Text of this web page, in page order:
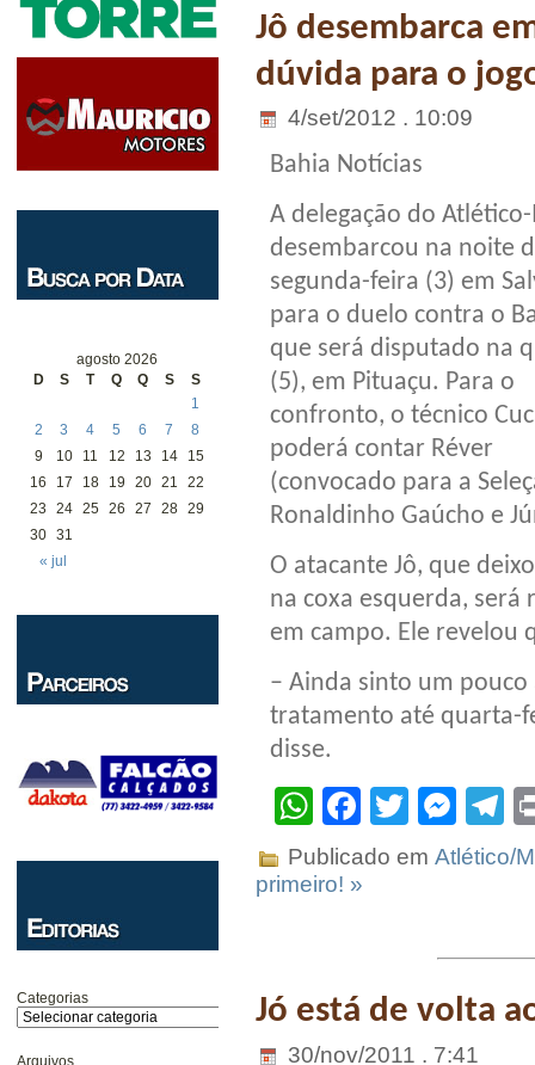
agosto 2026
D
S T Q Q S S
« jul
1
2
3 4 5 6 7
8
9
10 11 12 13 14
15
16
17 18 19 20 21
22
23
24 25 26 27 28 29
30 31
Categorias
Arquivos
Jô desembarca
dúvida para o
4/set/2012 . 10:09
Bahia Notícias
A delegação do
desembarcou na noite
segunda-feira (3) em
para o duelo contra o
que será disputado na
(5), em Pituaçu. Para o
confronto, o técnico
poderá contar Réver
(convocado para a
Ronaldinho Gaúcho e
O atacante Jô, que
na coxa esquerda,
em campo. Ele revelou
– Ainda sinto um
tratamento até quarta-
disse.
WhatsApp
Facebook
Twitter
Publicado em Atlético/
primeiro! »
Jó está de volta
30/nov/2011 . 7:41